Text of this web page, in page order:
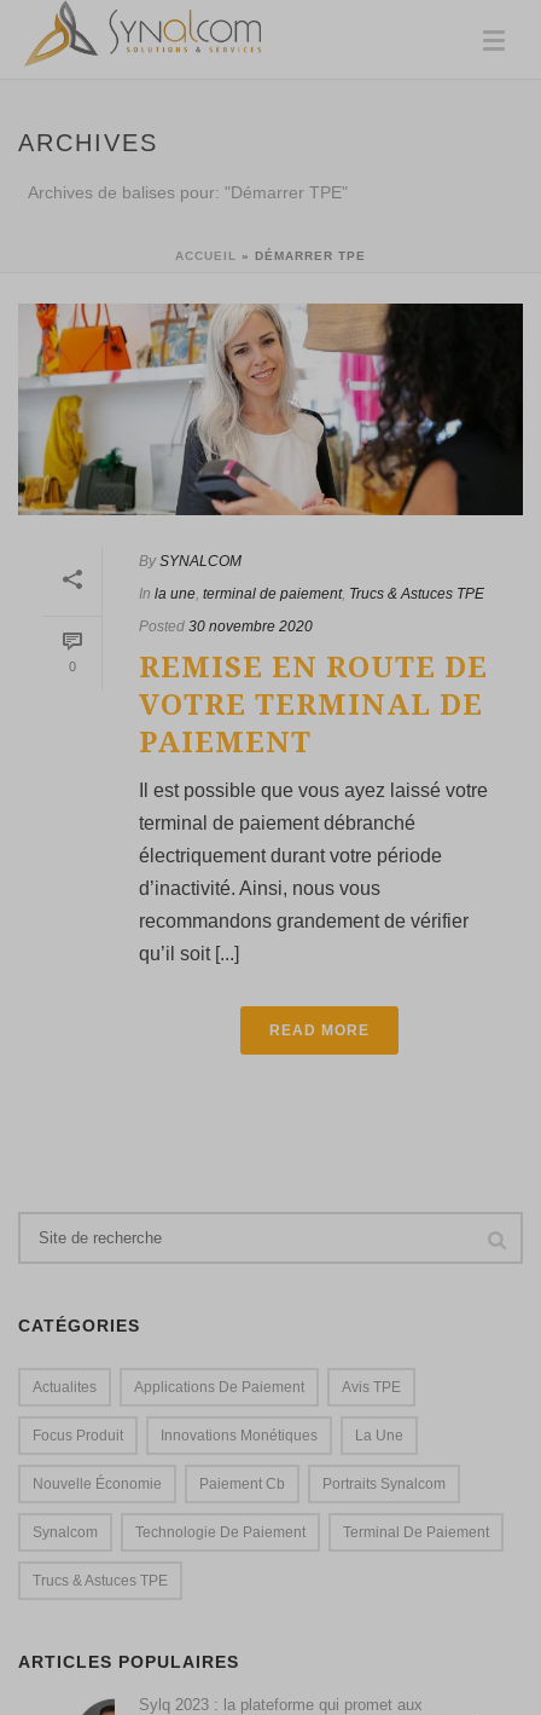
ARCHIVES
Archives de balises pour: "Démarrer TPE"
ACCUEIL » DÉMARRER TPE
0
By SYNALCOM
In la une, terminal de paiement, Trucs & Astuces TPE
Posted 30 novembre 2020
REMISE EN ROUTE DE
VOTRE TERMINAL DE
PAIEMENT
Il est possible que vous ayez laissé votre
terminal de paiement débranché
électriquement durant votre période
d’inactivité. Ainsi, nous vous
recommandons grandement de vérifier
qu’il soit [...]
READ MORE
CATÉGORIES
Actualites Applications De Paiement Avis TPE
Focus Produit Innovations Monétiques La Une
Nouvelle Économie Paiement Cb Portraits Synalcom
Synalcom Technologie De Paiement Terminal De Paiement
Trucs & Astuces TPE
ARTICLES POPULAIRES
Sylq 2023 : la plateforme qui promet aux